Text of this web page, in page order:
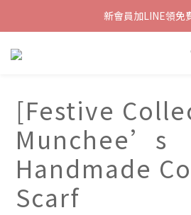
新會員加LINE領免
[Festive
Munchee’s
Handmade
Scarf